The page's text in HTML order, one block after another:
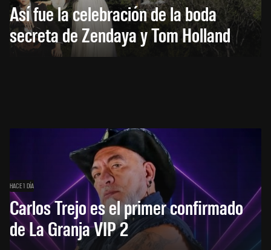
Así fue la celebración de la boda
secreta de Zendaya y Tom Holland
HACE 1 DÍA
Carlos Trejo es el primer confirmado
de La Granja VIP 2